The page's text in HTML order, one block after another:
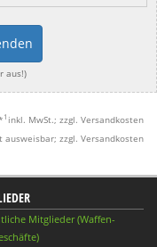
aus!)
1 inkl. MwSt.; zzgl. Versandkosten
zzgl. Versandkosten
Mitglieder (Waffen-